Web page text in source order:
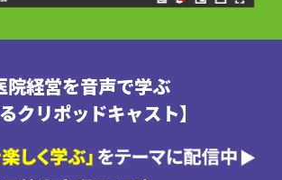
院経営を音声で学ぶ
るクリポッドキャスト】